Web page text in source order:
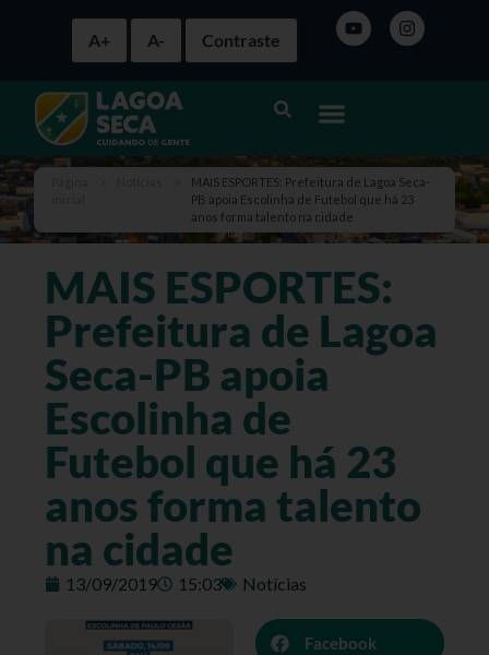
A+ A- Contraste
MAIS ESPORTES: Prefeitura de Lagoa Seca-
PB apoia Escolinha de Futebol que há 23
anos forma talento na cidade
MAIS ESPORTES:
Prefeitura de Lagoa
Seca-PB apoia
Escolinha de
Futebol que há 23
anos forma talento
na cidade
13/09/2019 15:03 Notícias
Facebook